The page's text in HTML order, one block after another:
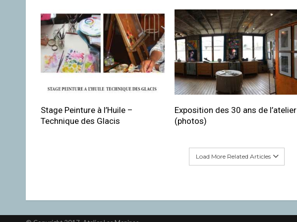
Stage Peinture à l’Huile –
Technique des Glacis
Exposition des 30 ans de l’atelier
(photos)
Load More Related Articles